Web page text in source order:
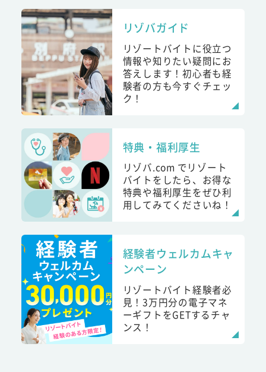
リゾバガイド
リゾートバイトに役立つ
情報や知りたい疑問にお
答えします！初心者も経
験者の方も今すぐチェッ
ク！
特典・福利厚生
リゾバ.com でリゾート
バイトをしたら、お得な
特典や福利厚生をぜひ利
用してみてくださいね！
経験者ウェルカムキャ
ンペーン
リゾートバイト経験者必
見！3万円分の電子マネ
ーギフトをGETするチャ
ンス！